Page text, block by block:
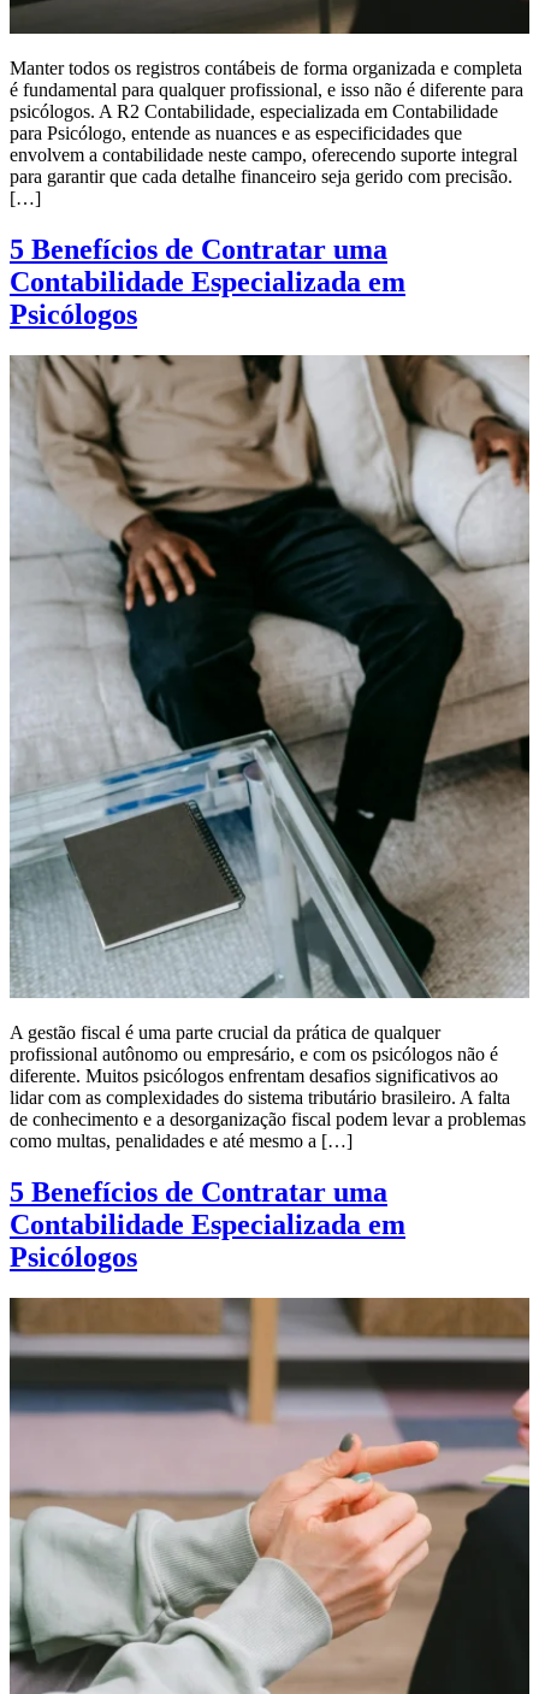
Manter todos os registros contábeis de forma organizada e completa
é fundamental para qualquer profissional, e isso não é diferente para
psicólogos. A R2 Contabilidade, especializada em Contabilidade
para Psicólogo, entende as nuances e as especificidades que
envolvem a contabilidade neste campo, oferecendo suporte integral
para garantir que cada detalhe financeiro seja gerido com precisão.
[…]
5 Benefícios de Contratar uma
Contabilidade Especializada em
Psicólogos
A gestão fiscal é uma parte crucial da prática de qualquer
profissional autônomo ou empresário, e com os psicólogos não é
diferente. Muitos psicólogos enfrentam desafios significativos ao
lidar com as complexidades do sistema tributário brasileiro. A falta
de conhecimento e a desorganização fiscal podem levar a problemas
como multas, penalidades e até mesmo a […]
5 Benefícios de Contratar uma
Contabilidade Especializada em
Psicólogos